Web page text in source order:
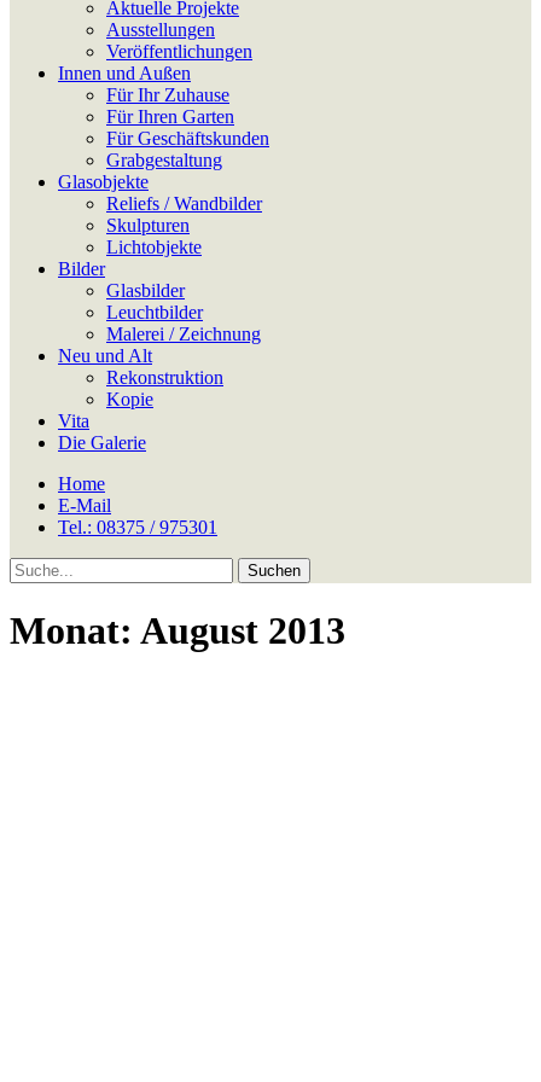
Aktuelle Projekte
Ausstellungen
Veröffentlichungen
Innen und Außen
Für Ihr Zuhause
Für Ihren Garten
Für Geschäftskunden
Grabgestaltung
Glasobjekte
Reliefs / Wandbilder
Skulpturen
Lichtobjekte
Bilder
Glasbilder
Leuchtbilder
Malerei / Zeichnung
Neu und Alt
Rekonstruktion
Kopie
Vita
Die Galerie
Home
E-Mail
Tel.: 08375 / 975301
Suche
Monat: August 2013